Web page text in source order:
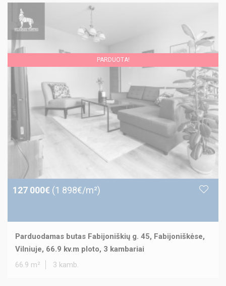
PARDUOTA!
127 000€ (1 898€/m²)
Parduodamas butas Fabijoniškių g. 45, Fabijoniškėse,
Vilniuje, 66.9 kv.m ploto, 3 kambariai
66.9 m²
3 kamb.